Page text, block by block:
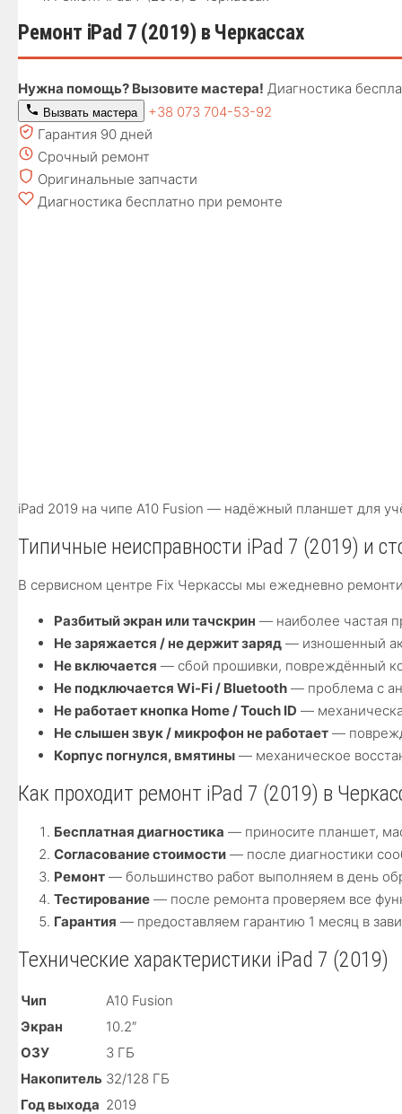
Ремонт iPad 7 (2019) в Черкассах
Нужна помощь? Вызовите мастера! Диагностика
Вызвать мастера
+38 073 704-53-92
Гарантия 90 дней
Срочный ремонт
Оригинальные запчасти
Диагностика бесплатно при ремонте
iPad 2019 на чипе A10 Fusion — надёжный планшет для
Типичные неисправности iPad 7 (2019) и
В сервисном центре Fix Черкассы мы ежедневно
Разбитый экран или тачскрин — наиболее частая
Не заряжается / не держит заряд — изношенный
Не включается — сбой прошивки, повреждённый
Не подключается Wi-Fi / Bluetooth — проблема с
Не работает кнопка Home / Touch ID —
Не слышен звук / микрофон не работает —
Корпус погнулся, вмятины — механическое
Как проходит ремонт iPad 7 (2019) в
Бесплатная диагностика — приносите планшет,
Согласование стоимости — после диагностики
Ремонт — большинство работ выполняем в день
Тестирование — после ремонта проверяем все
Гарантия — предоставляем гарантию 1 месяц в
Технические характеристики iPad 7 (2019)
Чип
A10 Fusion
Экран
10.2″
ОЗУ
3 ГБ
Накопитель 32/128 ГБ
Год выхода 2019